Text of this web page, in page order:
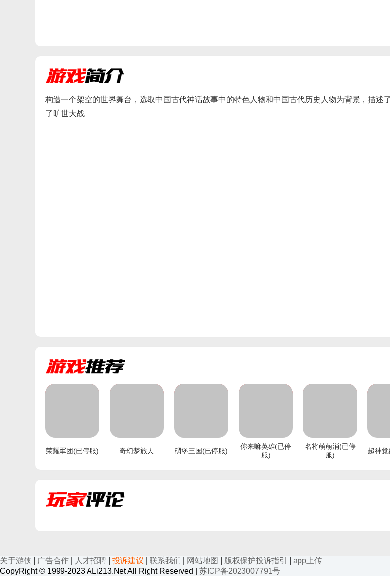
构造一个架空的世界舞台，选取中国古代神话故事中的特色人物和中国古代历史人物为背景，描述
了旷世大战
荣耀军团(已停服)
手机扫码下载
奇幻梦旅人
手机扫码下载
碉堡三国(已停服)
你来嘛英雄(已停
服)
名将萌萌消(已停
服)
超神
关于游侠 广告合作 人才招聘 投诉建议 联系我们 网站地图 版权保护投诉指引
app上传
CopyRight © 1999-2023 ALi213.Net All Right Reserved | 苏ICP备2023007791号